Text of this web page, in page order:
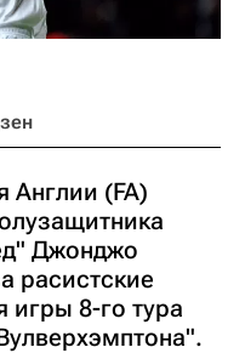
Англии (FA)
Джонджо
расистские
8-го тура